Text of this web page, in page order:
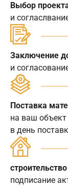
Выбор
и
Заключение
и
Поставка
на ваш
в день
подписание